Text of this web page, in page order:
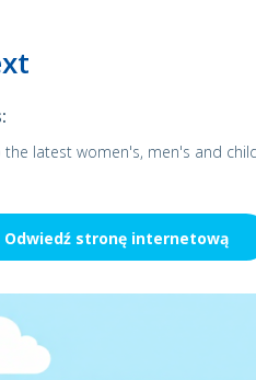
the latest women's, men's and
Odwiedź stronę internetową